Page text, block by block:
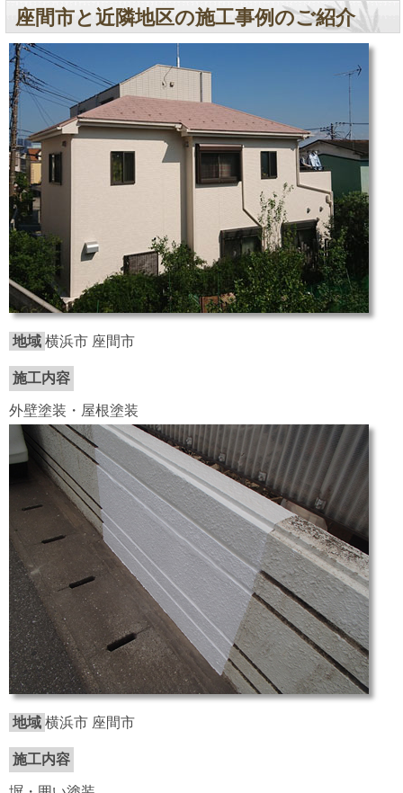
座間市と近隣地区の施工事例のご紹介
地域 横浜市 座間市
施工内容
外壁塗装・屋根塗装
地域 横浜市 座間市
施工内容